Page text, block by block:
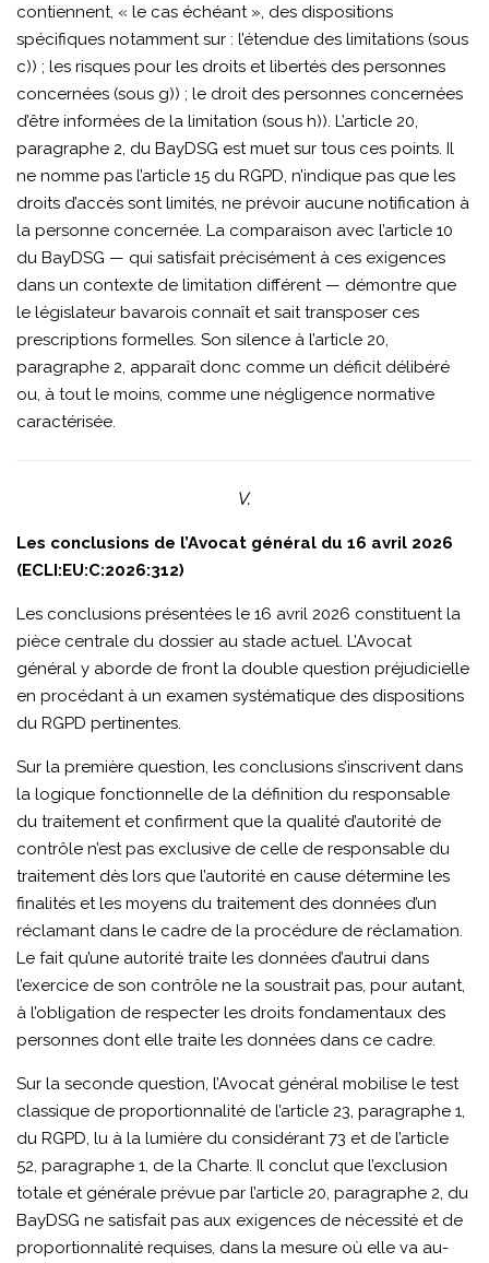
contiennent, « le cas échéant », des dispositions
spécifiques notamment sur : l’étendue des limitations (sous
c)) ; les risques pour les droits et libertés des personnes
concernées (sous g)) ; le droit des personnes concernées
d’être informées de la limitation (sous h)). L’article 20,
paragraphe 2, du BayDSG est muet sur tous ces points. Il
ne nomme pas l’article 15 du RGPD, n’indique pas que les
droits d’accès sont limités, ne prévoir aucune notification à
la personne concernée. La comparaison avec l’article 10
du BayDSG — qui satisfait précisément à ces exigences
dans un contexte de limitation différent — démontre que
le législateur bavarois connaît et sait transposer ces
prescriptions formelles. Son silence à l’article 20,
paragraphe 2, apparaît donc comme un déficit délibéré
ou, à tout le moins, comme une négligence normative
caractérisée.
V.
Les conclusions de l’Avocat général du 16 avril 2026
(ECLI:EU:C:2026:312)
Les conclusions présentées le 16 avril 2026 constituent la
pièce centrale du dossier au stade actuel. L’Avocat
général y aborde de front la double question préjudicielle
en procédant à un examen systématique des dispositions
du RGPD pertinentes.
Sur la première question, les conclusions s’inscrivent dans
la logique fonctionnelle de la définition du responsable
du traitement et confirment que la qualité d’autorité de
contrôle n’est pas exclusive de celle de responsable du
traitement dès lors que l’autorité en cause détermine les
finalités et les moyens du traitement des données d’un
réclamant dans le cadre de la procédure de réclamation.
Le fait qu’une autorité traite les données d’autrui dans
l’exercice de son contrôle ne la soustrait pas, pour autant,
à l’obligation de respecter les droits fondamentaux des
personnes dont elle traite les données dans ce cadre.
Sur la seconde question, l’Avocat général mobilise le test
classique de proportionnalité de l’article 23, paragraphe 1,
du RGPD, lu à la lumière du considérant 73 et de l’article
52, paragraphe 1, de la Charte. Il conclut que l’exclusion
totale et générale prévue par l’article 20, paragraphe 2, du
BayDSG ne satisfait pas aux exigences de nécessité et de
proportionnalité requises, dans la mesure où elle va au-